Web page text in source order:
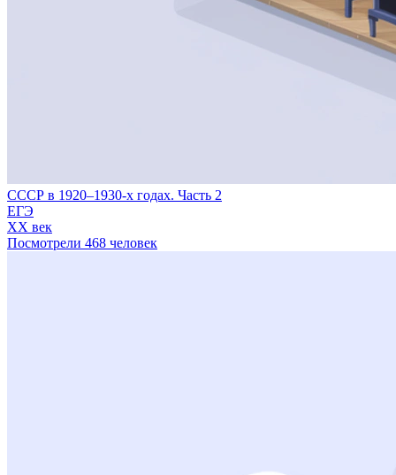
СССР в 1920–1930-х годах. Часть 2
ЕГЭ
XX век
Посмотрели 468 человек